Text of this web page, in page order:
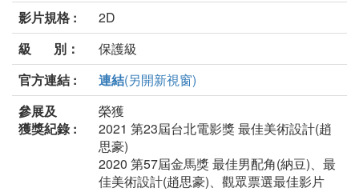
影片規格 :
2D
級 別：
保護級
官方連結 :
連結(另開新視窗)
參展及
獲獎紀錄 :
榮獲
2021 第23屆台北電影獎 最佳美術設計(趙
思豪)
2020 第57屆金馬獎 最佳男配角(納豆)、最
佳美術設計(趙思豪)、觀眾票選最佳影片